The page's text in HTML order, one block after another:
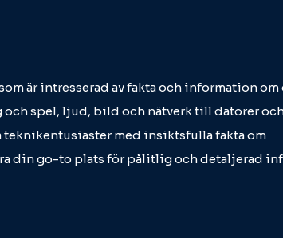
är intresserad av fakta och information om
och spel, ljud, bild och nätverk till datorer
med insiktsfulla fakta om
din go-to plats för pålitlig och detaljerad